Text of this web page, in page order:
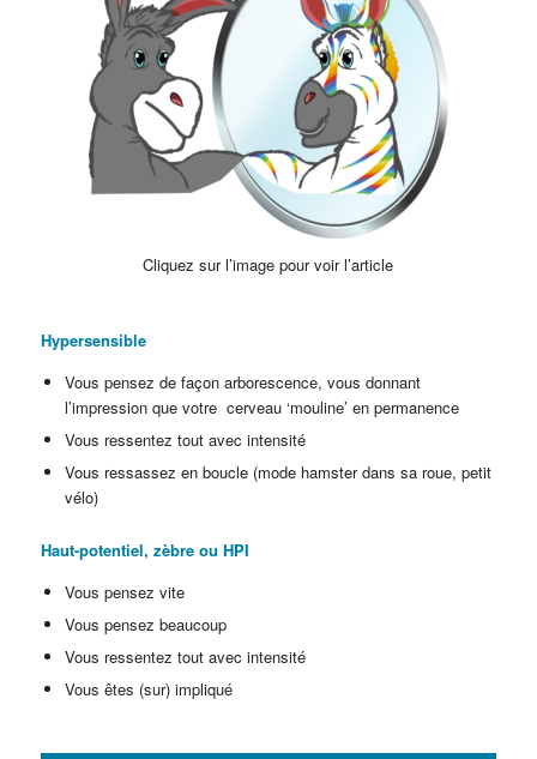
Cliquez sur l’image pour voir l’article
Hypersensible
Vous pensez de façon arborescence, vous donnant
l’impression que votre cerveau ‘mouline’ en permanence
Vous ressentez tout avec intensité
Vous ressassez en boucle (mode hamster dans sa roue, petit
vélo)
Haut-potentiel, zèbre ou HPI
Vous pensez vite
Vous pensez beaucoup
Vous ressentez tout avec intensité
Vous êtes (sur) impliqué